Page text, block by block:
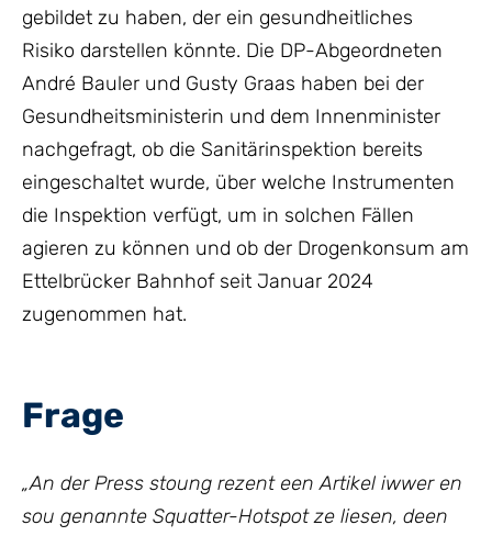
gebildet zu haben, der ein gesundheitliches
Risiko darstellen könnte. Die DP-Abgeordneten
André Bauler und Gusty Graas haben bei der
Gesundheitsministerin und dem Innenminister
nachgefragt, ob die Sanitärinspektion bereits
eingeschaltet wurde, über welche Instrumenten
die Inspektion verfügt, um in solchen Fällen
agieren zu können und ob der Drogenkonsum am
Ettelbrücker Bahnhof seit Januar 2024
zugenommen hat.
Frage
„An der Press stoung rezent een Artikel iwwer en
sou genannte Squatter-Hotspot ze liesen, deen